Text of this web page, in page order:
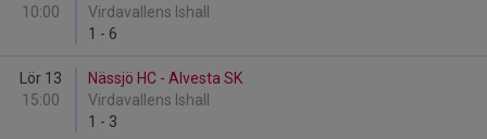
10:00
Virdavallens Ishall
1 - 6
Lör 13
15:00
Nässjö HC - Alvesta SK
Virdavallens Ishall
1 - 3